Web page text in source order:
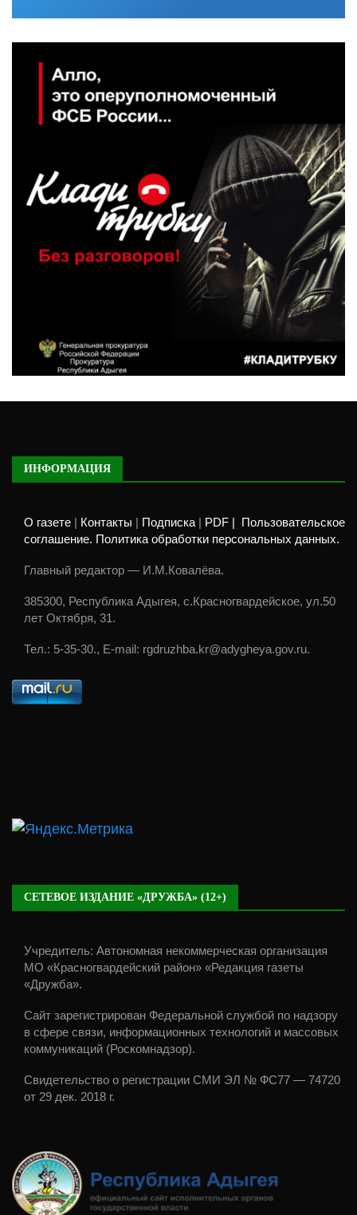
ИНФОРМАЦИЯ
О газете Контакты Подписка PDF |
Пользовательское
соглашение. Политика обработки персональных данных.
Главный редактор — И.М.Ковалёва.
385300, Республика Адыгея, с.Красногвардейское, ул.50
лет Октября, 31.
Тел.: 5-35-30., E-mail: rgdruzhba.kr@adygheya.gov.ru.
СЕТЕВОЕ ИЗДАНИЕ «ДРУЖБА» (12+)
Учредитель: Автономная некоммерческая организация
МО «Красногвардейский район» «Редакция газеты
«Дружба».
Сайт зарегистрирован Федеральной службой по надзору
в сфере связи, информационных технологий и массовых
коммуникаций (Роскомнадзор).
Свидетельство о регистрации СМИ ЭЛ № ФС77 — 74720
от 29 дек. 2018 г.